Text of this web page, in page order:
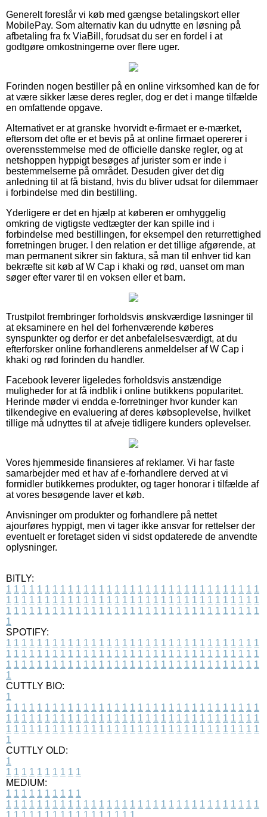
Generelt foreslår vi køb med gængse betalingskort eller
MobilePay. Som alternativ kan du udnytte en løsning på
afbetaling fra fx ViaBill, forudsat du ser en fordel i at
godtgøre omkostningerne over flere uger.
Forinden nogen bestiller på en online virksomhed kan de for
at være sikker læse deres regler, dog er det i mange tilfælde
en omfattende opgave.
Alternativet er at granske hvorvidt e-firmaet er e-mærket,
eftersom det ofte er et bevis på at online firmaet opererer i
overensstemmelse med de officielle danske regler, og at
netshoppen hyppigt besøges af jurister som er inde i
bestemmelserne på området. Desuden giver det dig
anledning til at få bistand, hvis du bliver udsat for dilemmaer
i forbindelse med din bestilling.
Yderligere er det en hjælp at køberen er omhyggelig
omkring de vigtigste vedtægter der kan spille ind i
forbindelse med bestillingen, for eksempel den returrettighed
forretningen bruger. I den relation er det tillige afgørende, at
man permanent sikrer sin faktura, så man til enhver tid kan
bekræfte sit køb af W Cap i khaki og rød, uanset om man
søger efter varer til en voksen eller et barn.
Trustpilot frembringer forholdsvis ønskværdige løsninger til
at eksaminere en hel del forhenværende køberes
synspunkter og derfor er det anbefalelsesværdigt, at du
efterforsker online forhandlerens anmeldelser af W Cap i
khaki og rød forinden du handler.
Facebook leverer ligeledes forholdsvis anstændige
muligheder for at få indblik i online butikkens popularitet.
Herinde møder vi endda e-forretninger hvor kunder kan
tilkendegive en evaluering af deres købsoplevelse, hvilket
tillige må udnyttes til at afveje tidligere kunders oplevelser.
Vores hjemmeside finansieres af reklamer. Vi har faste
samarbejder med et hav af e-forhandlere derved at vi
formidler butikkernes produkter, og tager honorar i tilfælde af
at vores besøgende laver et køb.
Anvisninger om produkter og forhandlere på nettet
ajourføres hyppigt, men vi tager ikke ansvar for rettelser der
eventuelt er foretaget siden vi sidst opdaterede de anvendte
oplysninger.
BITLY:
1 1 1 1 1 1 1 1 1 1 1 1 1 1 1 1 1 1 1 1 1 1 1 1 1 1 1 1 1 1 1 1 1
1 1 1 1 1 1 1 1 1 1 1 1 1 1 1 1 1 1 1 1 1 1 1 1 1 1 1 1 1 1 1 1 1
1 1 1 1 1 1 1 1 1 1 1 1 1 1 1 1 1 1 1 1 1 1 1 1 1 1 1 1 1 1 1 1 1
1
SPOTIFY:
1 1 1 1 1 1 1 1 1 1 1 1 1 1 1 1 1 1 1 1 1 1 1 1 1 1 1 1 1 1 1 1 1
1 1 1 1 1 1 1 1 1 1 1 1 1 1 1 1 1 1 1 1 1 1 1 1 1 1 1 1 1 1 1 1 1
1 1 1 1 1 1 1 1 1 1 1 1 1 1 1 1 1 1 1 1 1 1 1 1 1 1 1 1 1 1 1 1 1
1
CUTTLY BIO:
1
1 1 1 1 1 1 1 1 1 1 1 1 1 1 1 1 1 1 1 1 1 1 1 1 1 1 1 1 1 1 1 1 1
1 1 1 1 1 1 1 1 1 1 1 1 1 1 1 1 1 1 1 1 1 1 1 1 1 1 1 1 1 1 1 1 1
1 1 1 1 1 1 1 1 1 1 1 1 1 1 1 1 1 1 1 1 1 1 1 1 1 1 1 1 1 1 1 1 1
1
CUTTLY OLD:
1
1 1 1 1 1 1 1 1 1 1
MEDIUM:
1 1 1 1 1 1 1 1 1 1
1 1 1 1 1 1 1 1 1 1 1 1 1 1 1 1 1 1 1 1 1 1 1 1 1 1 1 1 1 1 1 1 1
1 1 1 1 1 1 1 1 1 1 1 1 1 1 1 1 1